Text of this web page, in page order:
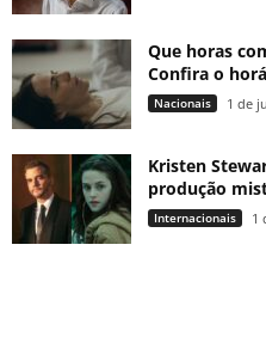
Que horas
Confira o
Nacionais 1 de
Kristen
produção
Internacionais 1